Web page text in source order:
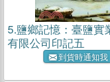
5.鹽鄉記憶：臺鹽實
有限公司印記五
到貨時通知我